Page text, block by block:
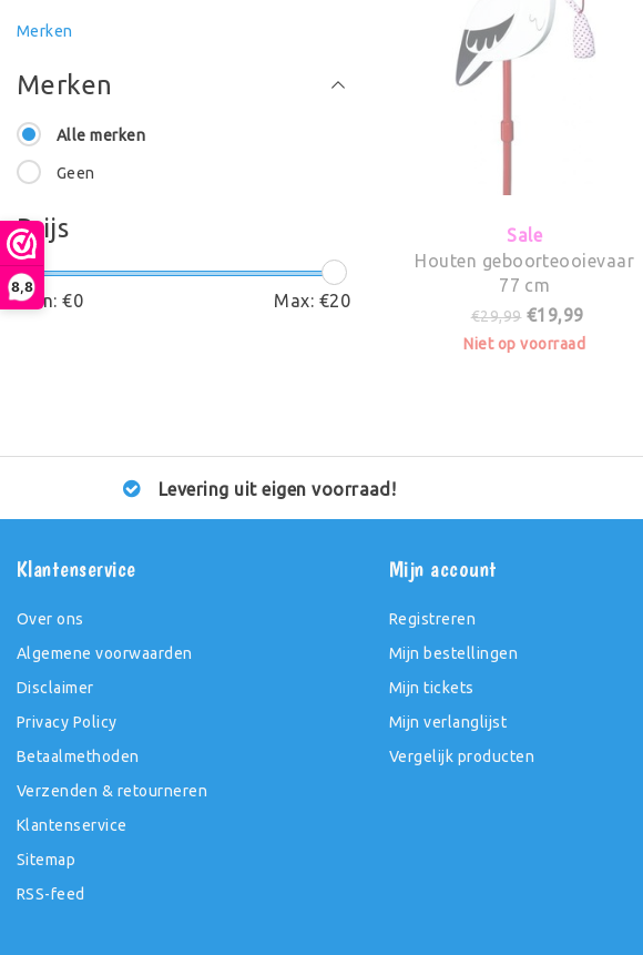
8,8
Merken
Merken
Alle merken
Geen
Prijs
Min: €0 Max: €20
Sale
Houten geboorteooievaar
77 cm
€29,99 €19,99
Niet op voorraad
Levering uit eigen voorraad!
Klantenservice
Over ons
Algemene voorwaarden
Disclaimer
Privacy Policy
Betaalmethoden
Verzenden & retourneren
Klantenservice
Sitemap
RSS-feed
Mijn account
Registreren
Mijn bestellingen
Mijn tickets
Mijn verlanglijst
Vergelijk producten